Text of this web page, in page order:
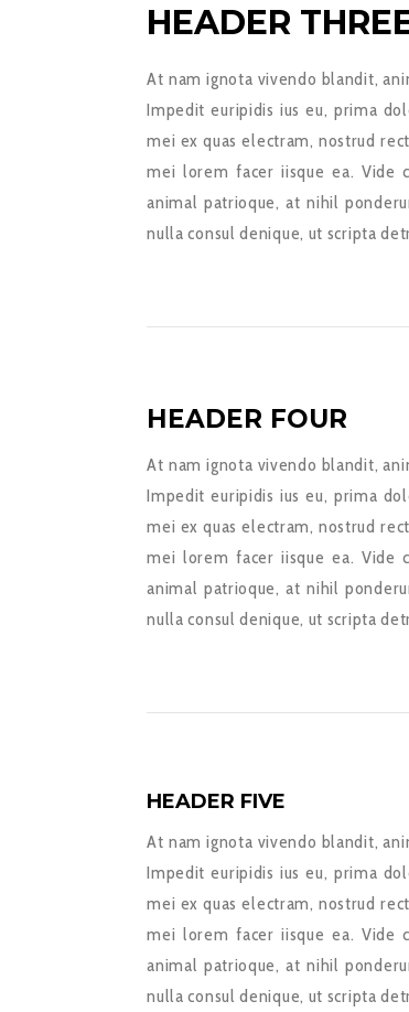
HEADER
At nam ignota vivendo blandit,
Impedit euripidis ius eu, prima
mei ex quas electram, nostrud
mei lorem facer iisque ea. Vide
animal patrioque, at nihil
nulla consul denique, ut scripta
HEADER FOUR
At nam ignota vivendo blandit,
Impedit euripidis ius eu, prima
mei ex quas electram, nostrud
mei lorem facer iisque ea. Vide
animal patrioque, at nihil
nulla consul denique, ut scripta
HEADER FIVE
At nam ignota vivendo blandit,
Impedit euripidis ius eu, prima
mei ex quas electram, nostrud
mei lorem facer iisque ea. Vide
animal patrioque, at nihil
nulla consul denique, ut scripta